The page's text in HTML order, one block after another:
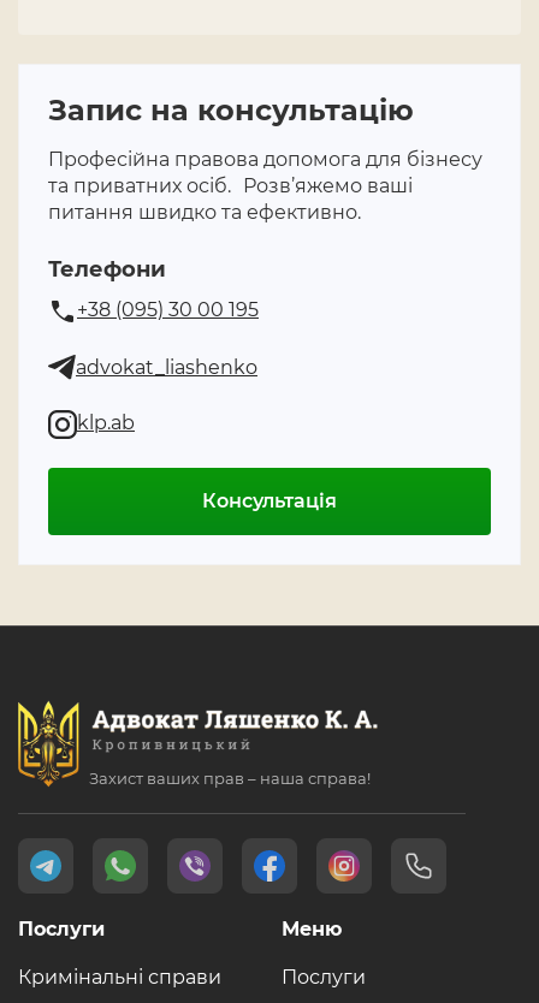
Запис на консультацію
Професійна правова допомога для бізнесу
та приватних осіб. Розв’яжемо ваші
питання швидко та ефективно.
Телефони
+38 (095) 30 00 195
advokat_liashenko
klp.ab
Консультація
Захист ваших прав – наша справа!
Меню
Послуги
Послуги
Кримінальні справи